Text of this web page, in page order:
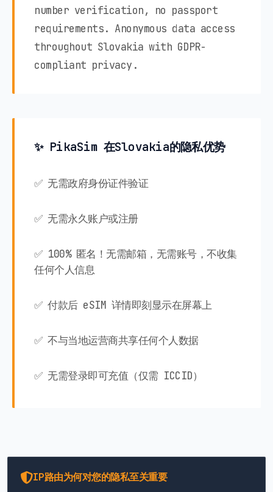
number verification, no passport
requirements. Anonymous data access
throughout Slovakia with GDPR-
compliant privacy.
✨ PikaSim 在Slovakia的隐私优势
✅ 无需政府身份证件验证
✅ 无需永久账户或注册
✅ 100% 匿名！无需邮箱，无需账号，不收集
任何个人信息
✅ 付款后 eSIM 详情即刻显示在屏幕上
✅ 不与当地运营商共享任何个人数据
✅ 无需登录即可充值（仅需 ICCID）
IP路由为何对您的隐私至关重要